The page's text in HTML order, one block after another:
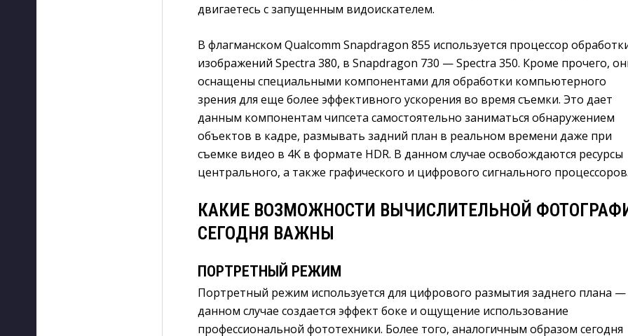
двигаетесь с запущенным видоискателем.
В флагманском Qualcomm Snapdragon 855 используется процессор
изображений Spectra 380, в Snapdragon 730 — Spectra 350. Кроме прочего,
оснащены специальными компонентами для обработки компьютерного
зрения для еще более эффективного ускорения во время съемки. Это дает
данным компонентам чипсета самостоятельно заниматься обнаружением
объектов в кадре, размывать задний план в реальном времени даже при
съемке видео в 4K в формате HDR. В данном случае освобождаются ресурсы
центрального, а также графического и цифрового сигнального процессоров.
КАКИЕ ВОЗМОЖНОСТИ ВЫЧИСЛИТЕЛЬНОЙ
СЕГОДНЯ ВАЖНЫ
ПОРТРЕТНЫЙ РЕЖИМ
Портретный режим используется для цифрового размытия заднего плана —
данном случае создается эффект боке и ощущение использование
профессиональной фототехники. Более того, аналогичным образом сегодня